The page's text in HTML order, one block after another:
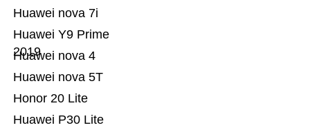
Huawei P30 Lite
Honor 20 Lite
Huawei nova 5T
Huawei nova 4
Huawei Y9 Prime
2019
Huawei nova 7i